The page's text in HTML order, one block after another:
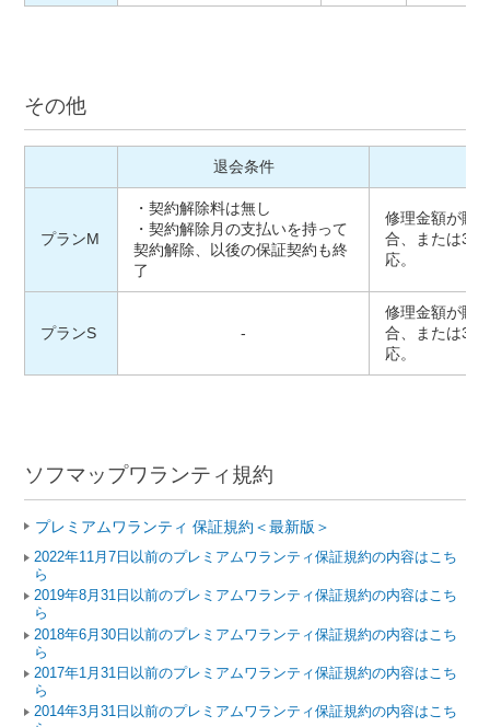
その他
退会条件
プランM
・契約解除料は無し
・契約解除月の支払いを持って
契約解除、以後の保証契約も終
了
修理金額が購
合、または3
応。
プランS -
修理金額が購
合、または3
応。
ソフマップワランティ規約
プレミアムワランティ 保証規約＜最新版＞
2022年11月7日以前のプレミアムワランティ保証規約の内容はこち
ら
2019年8月31日以前のプレミアムワランティ保証規約の内容はこち
ら
2018年6月30日以前のプレミアムワランティ保証規約の内容はこち
ら
2017年1月31日以前のプレミアムワランティ保証規約の内容はこち
ら
2014年3月31日以前のプレミアムワランティ保証規約の内容はこち